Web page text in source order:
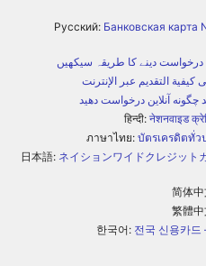
Русский: Банковская карта
درخواست دینے کا طریقہ سیکھیں
كيفية التقديم عبر الإنترنت
چگونه آنلاین درخواست دهید
हिन्दी: नेशनवाइड
ภาษาไทย: บัตรเครดิตทั่ว
日本語: ネイションワイドクレジット
简体
繁體
한국어: 전국 신용카드